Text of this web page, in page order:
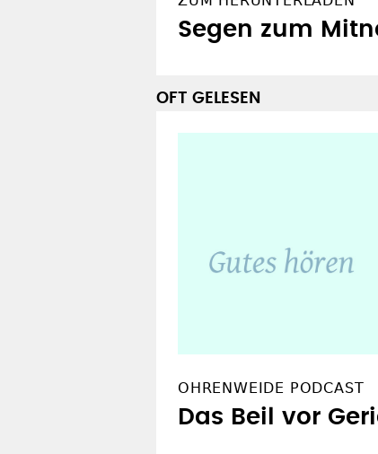
Segen zum
OFT GELESEN
OHRENWEIDE PODCAST
Das Beil vor